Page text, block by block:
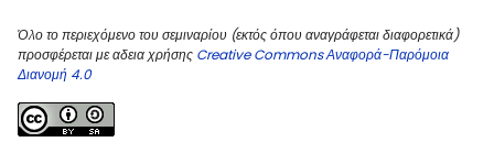
Όλο το περιεχόμενο του σεμιναρίου (εκτός όπου αναγράφεται διαφορετικά)
προσφέρεται με αδεια χρήσης Creative Commons Αναφορά-Παρόμοια
Διανομή 4.0